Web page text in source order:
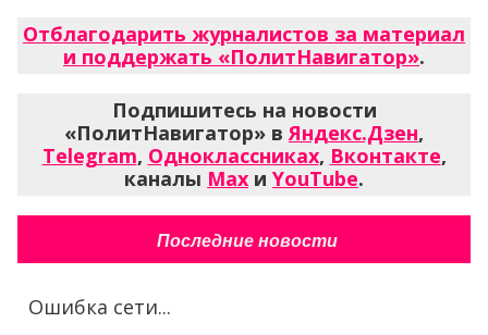
Отблагодарить журналистов за материал
и поддержать «ПолитНавигатор».
Подпишитесь на новости
«ПолитНавигатор» в Яндекс.Дзен,
Telegram, Одноклассниках, Вконтакте,
каналы Max и YouTube.
Последние новости
Ошибка сети...